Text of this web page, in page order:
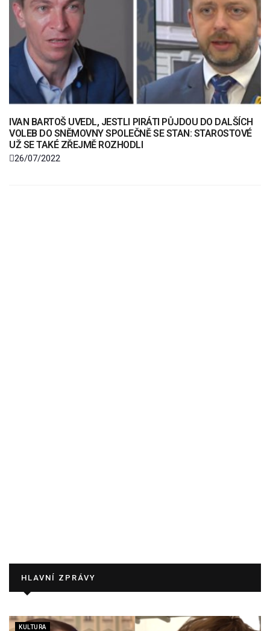
IVAN BARTOŠ UVEDL, JESTLI PIRÁTI PŮJDOU DO DALŠÍCH
VOLEB DO SNĚMOVNY SPOLEČNĚ SE STAN: STAROSTOVÉ
UŽ SE TAKÉ ZŘEJMĚ ROZHODLI
26/07/2022
HLAVNÍ ZPRÁVY
KULTURA